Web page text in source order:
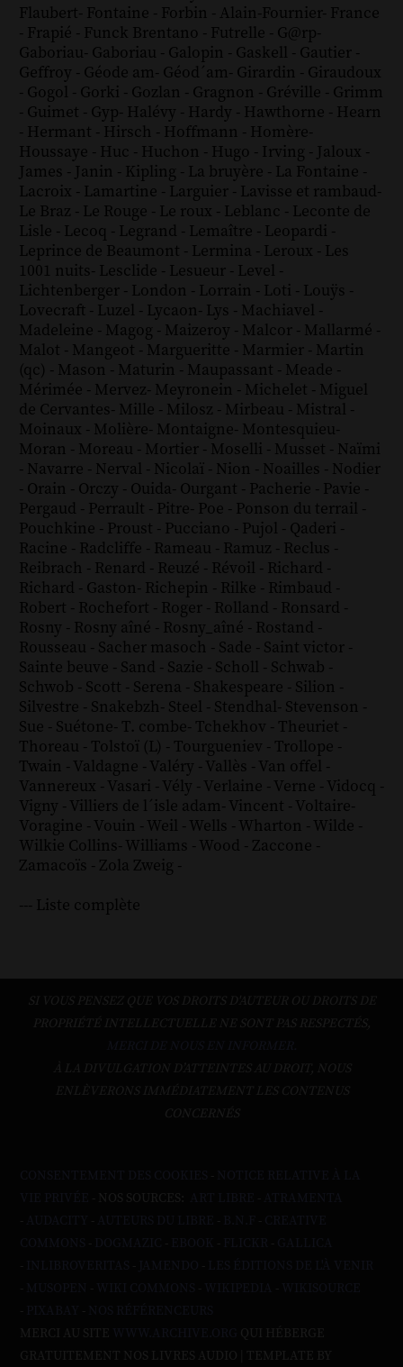
Flaubert- Fontaine - Forbin - Alain-Fournier- France
- Frapié - Funck Brentano - Futrelle - G@rp-
Gaboriau- Gaboriau - Galopin - Gaskell - Gautier -
Geffroy - Géode am- Géod´am- Girardin - Giraudoux
- Gogol - Gorki - Gozlan - Gragnon - Gréville - Grimm
- Guimet - Gyp- Halévy - Hardy - Hawthorne - Hearn
- Hermant - Hirsch - Hoffmann - Homère-
Houssaye - Huc - Huchon - Hugo - Irving - Jaloux -
James - Janin - Kipling - La bruyère - La Fontaine -
Lacroix - Lamartine - Larguier - Lavisse et rambaud-
Le Braz - Le Rouge - Le roux - Leblanc - Leconte de
Lisle - Lecoq - Legrand - Lemaître - Leopardi -
Leprince de Beaumont - Lermina - Leroux - Les
1001 nuits- Lesclide - Lesueur - Level -
Lichtenberger - London - Lorrain - Loti - Louÿs -
Lovecraft - Luzel - Lycaon- Lys - Machiavel -
Madeleine - Magog - Maizeroy - Malcor - Mallarmé -
Malot - Mangeot - Margueritte - Marmier - Martin
(qc) - Mason - Maturin - Maupassant - Meade -
Mérimée - Mervez- Meyronein - Michelet - Miguel
de Cervantes- Mille - Milosz - Mirbeau - Mistral -
Moinaux - Molière- Montaigne- Montesquieu-
Moran - Moreau - Mortier - Moselli - Musset - Naïmi
- Navarre - Nerval - Nicolaï - Nion - Noailles - Nodier
- Orain - Orczy - Ouida- Ourgant - Pacherie - Pavie -
Pergaud - Perrault - Pitre- Poe - Ponson du terrail -
Pouchkine - Proust - Pucciano - Pujol - Qaderi -
Racine - Radcliffe - Rameau - Ramuz - Reclus -
Reibrach - Renard - Reuzé - Révoil - Richard -
Richard - Gaston- Richepin - Rilke - Rimbaud -
Robert - Rochefort - Roger - Rolland - Ronsard -
Rosny - Rosny aîné - Rosny_aîné - Rostand -
Rousseau - Sacher masoch - Sade - Saint victor -
Sainte beuve - Sand - Sazie - Scholl - Schwab -
Schwob - Scott - Serena - Shakespeare - Silion -
Silvestre - Snakebzh- Steel - Stendhal- Stevenson -
Sue - Suétone- T. combe- Tchekhov - Theuriet -
Thoreau - Tolstoï (L) - Tourgueniev - Trollope -
Twain - Valdagne - Valéry - Vallès - Van offel -
Vannereux - Vasari - Vély - Verlaine - Verne - Vidocq -
Vigny - Villiers de l´isle adam- Vincent - Voltaire-
Voragine - Vouin - Weil - Wells - Wharton - Wilde -
Wilkie Collins- Williams - Wood - Zaccone -
Zamacoïs - Zola Zweig -
--- Liste complète